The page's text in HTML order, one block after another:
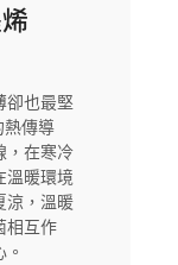
卻也最堅
熱傳導
，在寒冷
溫暖環境
涼，溫暖
相互作